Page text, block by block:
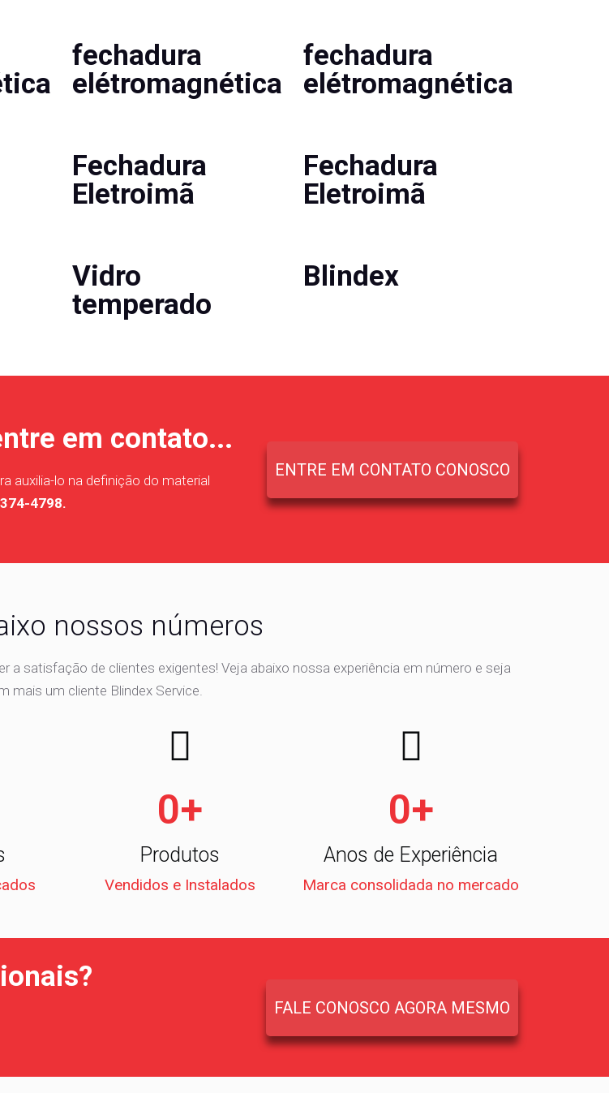
fechadura
elétromagnética
fechadura
elétromagnética
Fechadura
Eletroimã
Fechadura
Eletroimã
Vidro
temperado
Blindex
em contato...
auxilia-lo na definição do material
4798.
ENTRE EM CONTATO CONOSCO
nossos números
satisfação de clientes exigentes! Veja abaixo nossa experiência em número e seja
mais um cliente Blindex Service.
Produtos
0+
Vendidos e Instalados
Anos de Experiência
0+
Marca consolidada no mercado
FALE CONOSCO AGORA MESMO